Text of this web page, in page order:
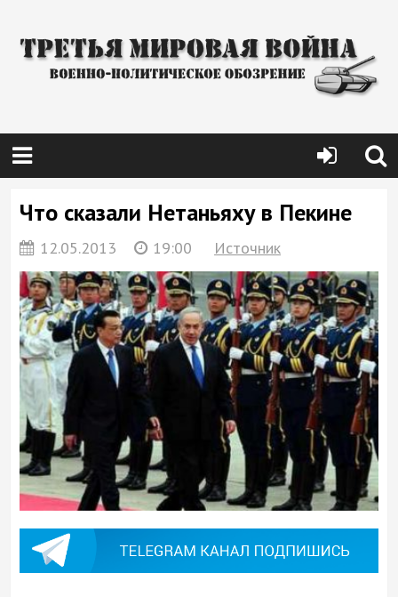
Что сказали Нетаньяху в Пекине
12.05.2013 19:00 Источник